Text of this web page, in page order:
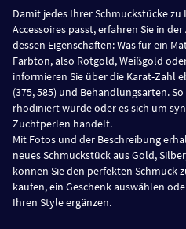
Damit jedes Ihrer Schmuckstücke
Accessoires passt, erfahren Sie in
dessen Eigenschaften: Was für ein
Farbton, also Rotgold, Weißgold
informieren Sie über die Karat-Zahl
(375, 585) und Behandlungsarten.
rhodiniert wurde oder es sich um
Zuchtperlen handelt.
Mit Fotos und der Beschreibung
neues Schmuckstück aus Gold,
können Sie den perfekten Schmuck
kaufen, ein Geschenk auswählen
Ihren Style ergänzen.